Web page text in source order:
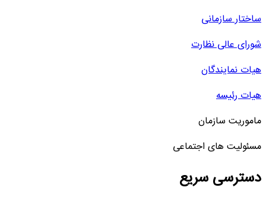
ساختار سازمانی
شورای عالی نظارت
هیات نمایندگان
هیات رئیسه
ماموریت سازمان
مسئولیت های اجتماعی
دسترسی سریع